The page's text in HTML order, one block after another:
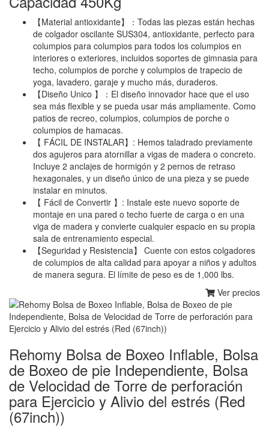
【Material antioxidante】：Todas las piezas están hechas
de colgador oscilante SUS304, antioxidante, perfecto para
columpios para columpios para todos los columpios en
interiores o exteriores, incluidos soportes de gimnasia para
techo, columpios de porche y columpios de trapecio de
yoga, lavadero, garaje y mucho más, duraderos.
【Diseño Unico 】：El diseño innovador hace que el uso
sea más flexible y se pueda usar más ampliamente. Como
patios de recreo, columpios, columpios de porche o
columpios de hamacas.
【 FÁCIL DE INSTALAR】: Hemos taladrado previamente
dos agujeros para atornillar a vigas de madera o concreto.
Incluye 2 anclajes de hormigón y 2 pernos de retraso
hexagonales, y un diseño único de una pieza y se puede
instalar en minutos.
【 Fácil de Convertir 】: Instale este nuevo soporte de
montaje en una pared o techo fuerte de carga o en una
viga de madera y convierte cualquier espacio en su propia
sala de entrenamiento especial.
【Seguridad y Resistencia】 Cuente con estos colgadores
de columpios de alta calidad para apoyar a niños y adultos
de manera segura. El límite de peso es de 1,000 lbs.
Ver precios
Rehomy Bolsa de Boxeo Inflable, Bolsa
de Boxeo de pie Independiente, Bolsa
de Velocidad de Torre de perforación
para Ejercicio y Alivio del estrés (Red
(67inch))